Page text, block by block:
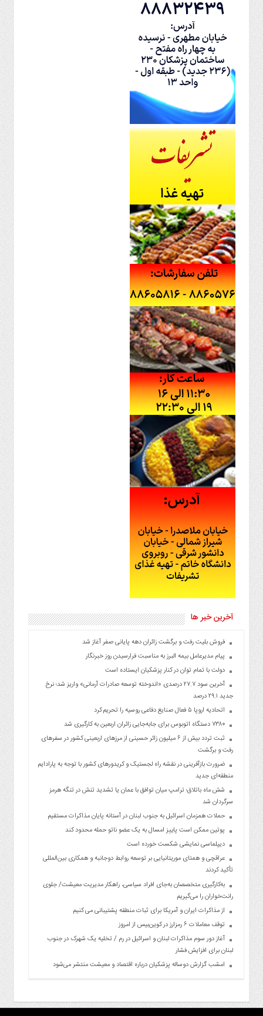
آخرین خبر ها
فروش بلیت رفت و برگشت زائران دهه پایانی صفر آغاز شد
پیام مدیرعامل بیمه البرز به مناسبت فرارسیدن روز خبرنگار
دولت با تمام توان در کنار پزشکیان ایستاده است
آخرین سود ۲۷.۷ درصدی «اندوخته توسعه صادرات آرمانی» واریز شد؛ نرخ
جدید ۲۹.۱ درصد
اتحادیه اروپا ۵ فعال صنایع دفاعی روسیه را تحریم کرد
۷۳۸۰ دستگاه اتوبوس برای جابه‌جایی زائران اربعین به‌ کارگیری شد
ثبت تردد بیش از ۶ میلیون زائر حسینی از مرزهای اربعینی کشور در سفرهای
رفت و برگشت
ضرورت بازآفرینی در نقشه راه لجستیک و کریدورهای کشور با توجه به پارادایم
منطقه‌ای جدید
شش ماه باتلاق؛ ترامپ میان توافق با عمان یا تشدید تنش در تنگه هرمز
سرگردان شد
حملات همزمان اسرائیل به جنوب لبنان در آستانه پایان مذاکرات مستقیم
پوتین ممکن است پاییز امسال به یک عضو ناتو حمله محدود کند
دیپلماسی نمایشی شکست خورده است
عراقچی و همتای موریتانیایی بر توسعه روابط دوجانبه و همکاری بین‌المللی
تأکید کردند
به‌کارگیری متخصصان به‌جای افراد سیاسی، راهکار مدیریت معیشت/ جلوی
رانت‌خواران را می‌گیریم
از مذاکرات ایران و آمریکا برای ثبات منطقه پشتیبانی می کنیم
توقف معاملات ۶ رمزارز در کوین‌بیس از امروز
آغاز دور سوم مذاکرات لبنان و اسرائیل در رم / تخلیه یک شهرک در جنوب
لبنان برای افزایش فشار
امشب گزارش دوساله پزشکیان درباره اقتصاد و معیشت منتشر می‌شود